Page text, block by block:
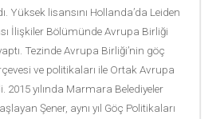
Yüksek lisansını Hollanda’da Leiden
İlişkiler Bölümünde Avrupa Birliği
Tezinde Avrupa Birliği’nin göç
ve politikaları ile Ortak Avrupa
2015 yılında Marmara Belediyeler
Şener, aynı yıl Göç Politikaları